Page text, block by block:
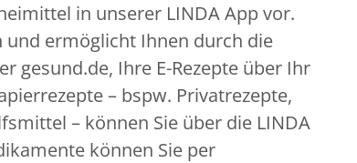
in unserer LINDA App vor.
und ermöglicht Ihnen durch die
gesund.de, Ihre E-Rezepte über Ihr
– bspw. Privatrezepte,
– können Sie über die LINDA
können Sie per